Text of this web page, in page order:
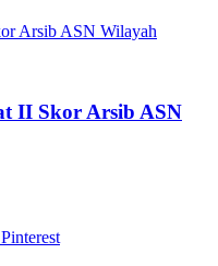
II Skor Arsib ASN
Pinterest